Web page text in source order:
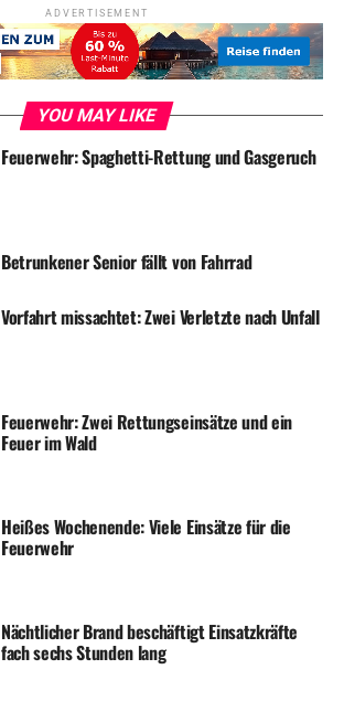
ADVERTISEMENT
YOU MAY LIKE
Feuerwehr: Spaghetti-Rettung und Gasgeruch
Betrunkener Senior fällt von Fahrrad
Vorfahrt missachtet: Zwei Verletzte nach Unfall
Feuerwehr: Zwei Rettungseinsätze und ein
Feuer im Wald
Heißes Wochenende: Viele Einsätze für die
Feuerwehr
Nächtlicher Brand beschäftigt Einsatzkräfte
fach sechs Stunden lang